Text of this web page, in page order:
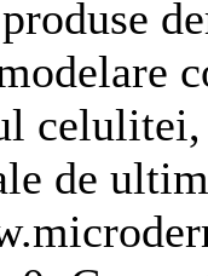
celulitei,
de